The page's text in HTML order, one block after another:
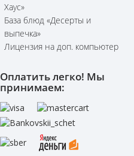
Хаус»
База блюд «Десерты и
выпечка»
Лицензия на доп. компьютер
Оплатить легко! Мы
принимаем: